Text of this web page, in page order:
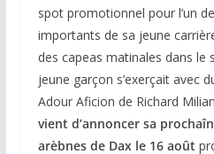
spot promotionnel pour l’un
importants de sa jeune
des capeas matinales dans
jeune garçon s’exerçait avec
Adour Aficion de Richard
vient d’annoncer sa
arèbnes de Dax le 16 août